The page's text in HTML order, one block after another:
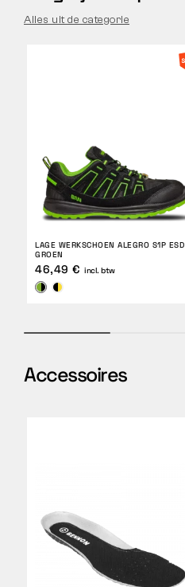
Alles uit de categorie
LAGE WERKSCHOEN ALEGRO S1P ESD
GROEN
46,49 € incl. btw
Accessoires